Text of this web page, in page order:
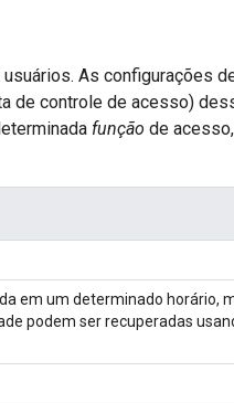
As configurações
de controle de acesso)
função de
em um determinado horário,
podem ser recuperadas